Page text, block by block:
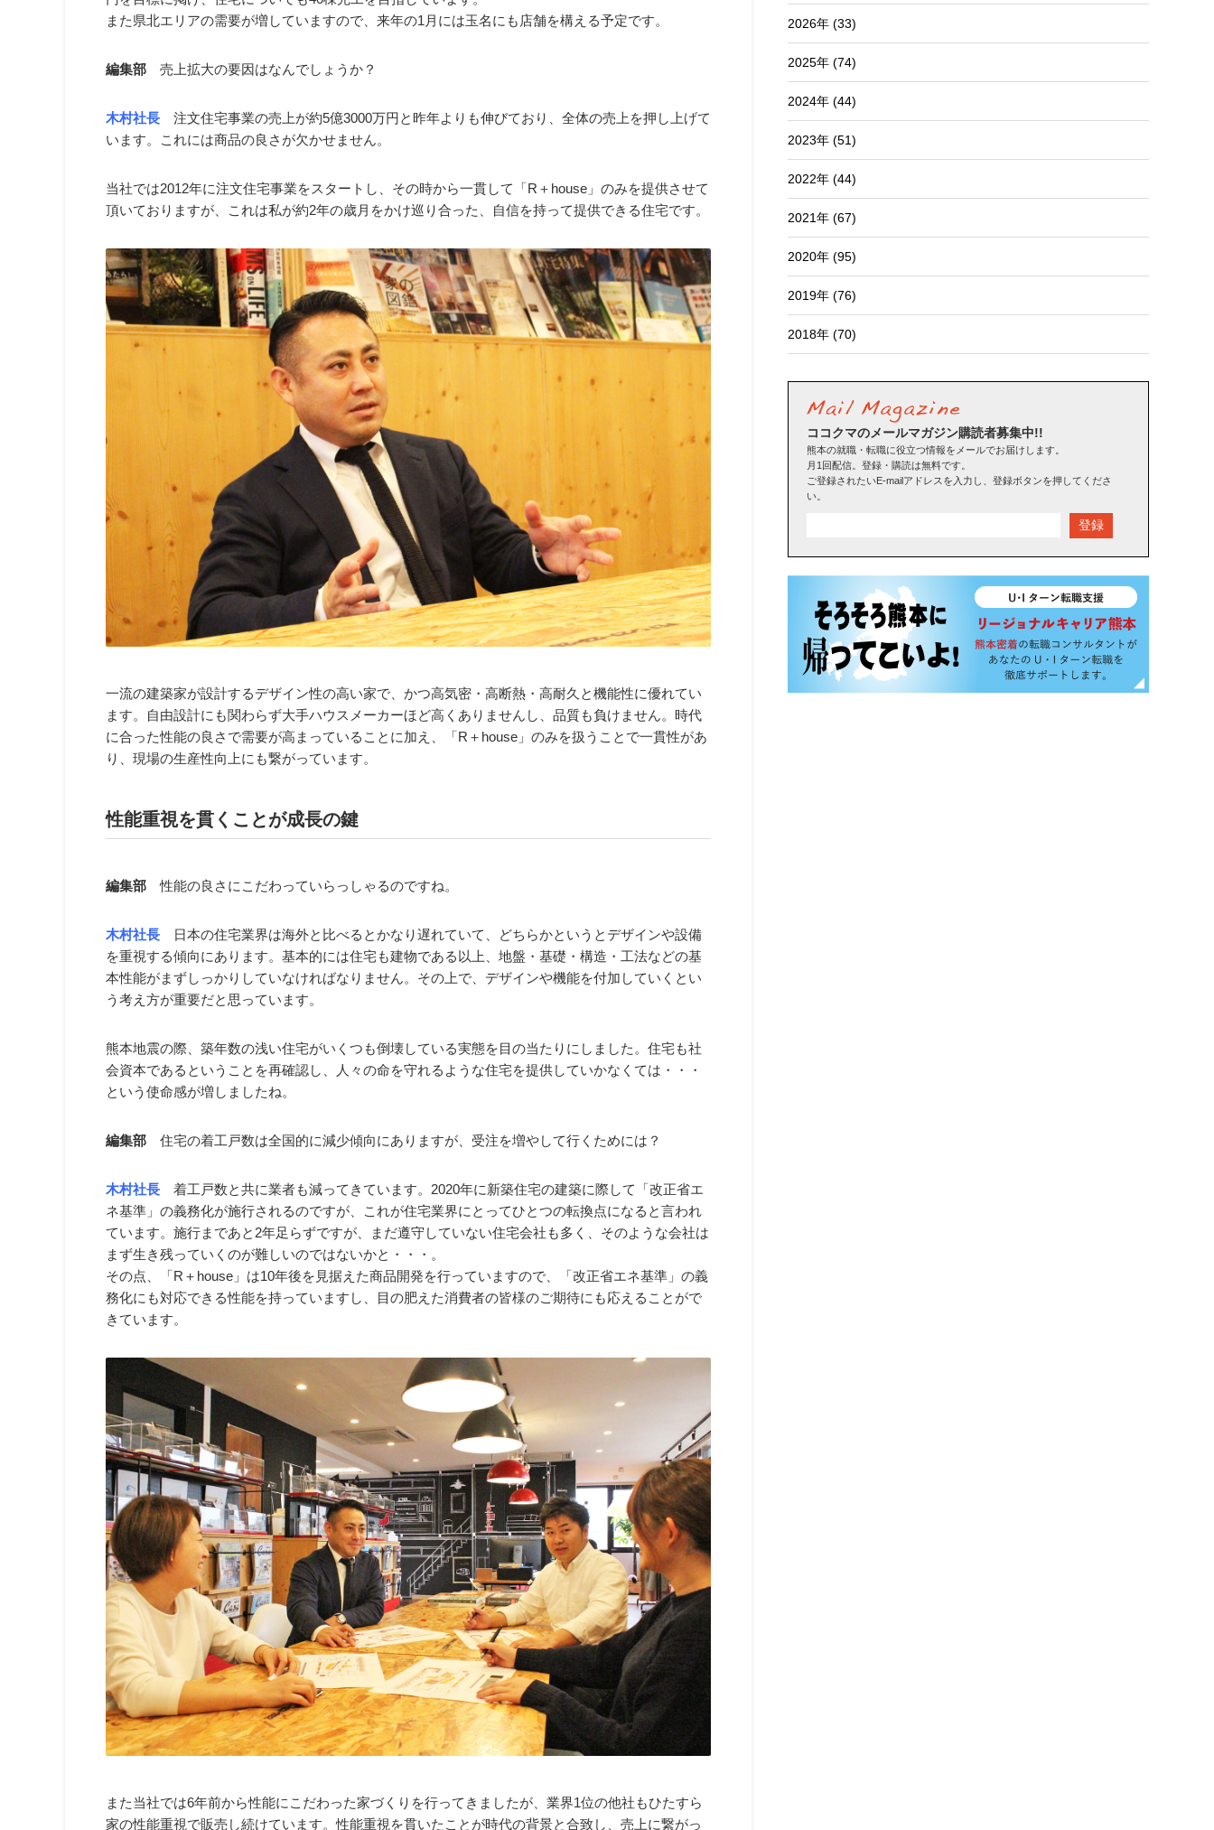
また県北エリアの需要が増していますので、来年の1月には玉名にも店舗を構える予定です。
編集部 売上拡大の要因はなんでしょうか？
木村社長
注文住宅事業の売上が約5億3000万円と昨年よりも伸びており、全体の売上を押し上げて
います。これには商品の良さが欠かせません。
当社では2012年に注文住宅事業をスタートし、その時から一貫して「R＋house」のみを提供させて
頂いておりますが、これは私が約2年の歳月をかけ巡り合った、自信を持って提供できる住宅です。
一流の建築家が設計するデザイン性の高い家で、かつ高気密・高断熱・高耐久と機能性に優れてい
ます。自由設計にも関わらず大手ハウスメーカーほど高くありませんし、品質も負けません。時代
に合った性能の良さで需要が高まっていることに加え、「R＋house」のみを扱うことで一貫性があ
り、現場の生産性向上にも繋がっています。
性能重視を貫くことが成長の鍵
編集部 性能の良さにこだわっていらっしゃるのですね。
木村社長 日本の住宅業界は海外と比べるとかなり遅れていて、どちらかというとデザインや設備
を重視する傾向にあります。基本的には住宅も建物である以上、地盤・基礎・構造・工法などの基
本性能がまずしっかりしていなければなりません。その上で、デザインや機能を付加していくとい
う考え方が重要だと思っています。
熊本地震の際、築年数の浅い住宅がいくつも倒壊している実態を目の当たりにしました。住宅も社
会資本であるということを再確認し、人々の命を守れるような住宅を提供していかなくては・・・
という使命感が増しましたね。
編集部 住宅の着工戸数は全国的に減少傾向にありますが、受注を増やして行くためには？
木村社長
着工戸数と共に業者も減ってきています。2020年に新築住宅の建築に際して「改正省エ
ネ基準」の義務化が施行されるのですが、これが住宅業界にとってひとつの転換点になると言われ
ています。施行まであと2年足らずですが、まだ遵守していない住宅会社も多く、そのような会社は
まず生き残っていくのが難しいのではないかと・・・。
その点、「R＋house」は10年後を見据えた商品開発を行っていますので、「改正省エネ基準」の義
務化にも対応できる性能を持っていますし、目の肥えた消費者の皆様のご期待にも応えることがで
きています。
また当社では6年前から性能にこだわった家づくりを行ってきましたが、業界1位の他社もひたすら
家の性能重視で販売し続けています。性能重視を貫いたことが時代の背景と合致し、売上に繋がっ
2026年 (33)
2025年 (74)
2024年 (44)
2023年 (51)
2022年 (44)
2021年 (67)
2020年 (95)
2019年 (76)
2018年 (70)
ココクマのメールマガジン購読者募集中!!
熊本の就職・転職に役立つ情報をメールでお届けします。
月1回配信。登録・購読は無料です。
ご登録されたいE-mailアドレスを入力し、登録ボタンを押してくださ
い。
登録